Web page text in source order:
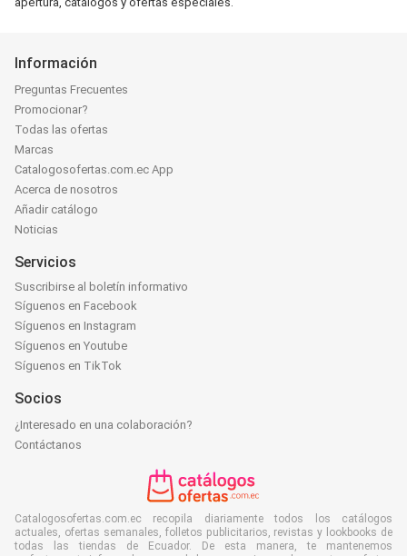
Información
Preguntas Frecuentes
Promocionar?
Todas las ofertas
Marcas
Catalogosofertas.com.ec App
Acerca de nosotros
Añadir catálogo
Noticias
Servicios
Suscribirse al boletín informativo
Síguenos en Facebook
Síguenos en Instagram
Síguenos en Youtube
Síguenos en TikTok
Socios
¿Interesado en una colaboración?
Contáctanos
Catalogosofertas.com.ec recopila diariamente todos los catálogos
actuales, ofertas semanales, folletos publicitarios, revistas y lookbooks de
todas las tiendas de Ecuador. De esta manera, te mantenemos